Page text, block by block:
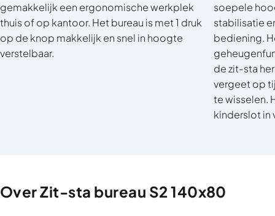
gemakkelijk een ergonomische werkplek
thuis of op kantoor. Het bureau is met 1 druk
op de knop makkelijk en snel in hoogte
verstelbaar.
soepele
stabilisatie
bediening.
de zit-sta
vergeet op
te wisselen.
kinderslot in
OverZit-sta bureau S2 140x80